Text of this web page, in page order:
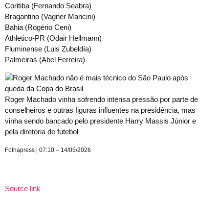
Coritiba (Fernando Seabra)
Bragantino (Vagner Mancini)
Bahia (Rogério Ceni)
Athletico-PR (Odair Hellmann)
Fluminense (Luis Zubeldía)
Palmeiras (Abel Ferreira)
Roger Machado vinha sofrendo intensa pressão por parte de
conselheiros e outras figuras influentes na presidência, mas
vinha sendo bancado pelo presidente Harry Massis Júnior e
pela diretoria de futebol
Folhapress | 07:10 – 14/05/2026
Source link